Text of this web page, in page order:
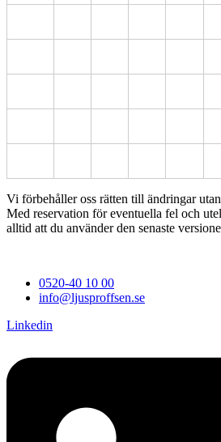
Vi förbehåller oss rätten till ändringar
Med reservation för eventuella fel och
alltid att du använder den senaste
0520-40 10 00
info@ljusproffsen.se
Linkedin